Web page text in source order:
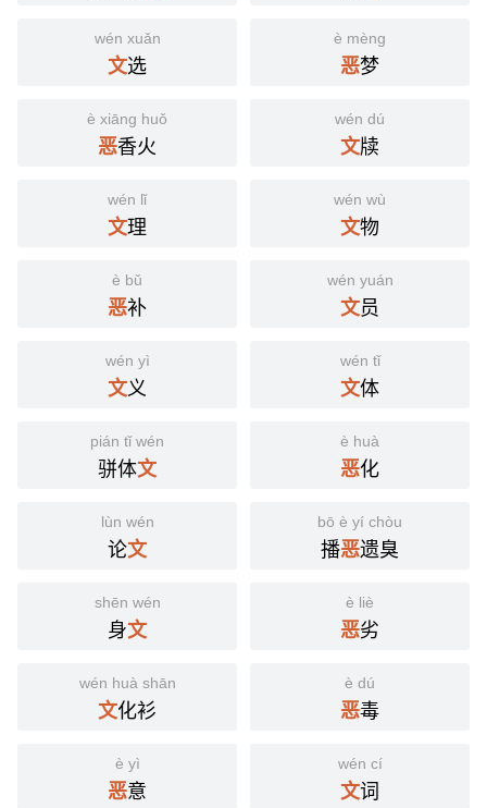
wén xuǎn
文选
è mèng
恶梦
è xiāng huǒ
恶香火
wén dú
文牍
wén lǐ
文理
wén wù
文物
è bǔ
恶补
wén yuán
文员
wén yì
文义
wén tǐ
文体
pián tǐ wén
骈体文
è huà
恶化
lùn wén
论文
bō è yí chòu
播恶遗臭
shēn wén
身文
è liè
恶劣
wén huà shān
文化衫
è dú
恶毒
è yì
恶意
wén cí
文词